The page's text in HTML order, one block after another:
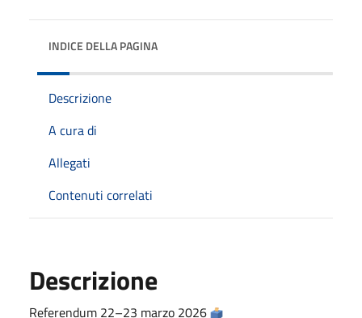
INDICE DELLA PAGINA
Descrizione
A cura di
Allegati
Contenuti correlati
Descrizione
Referendum 22–23 marzo 2026